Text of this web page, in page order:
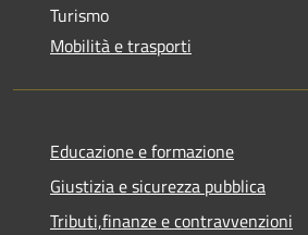
Turismo
Mobilità e trasporti
Educazione e formazione
Giustizia e sicurezza pubblica
Tributi,finanze e contravvenzioni